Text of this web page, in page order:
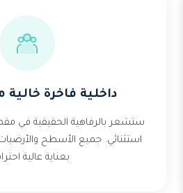
داخلية فاخرة خالية
ستشعر بالرفاهية الحقيقية في
استثنائي. جميع الأسطح
بعناية عالية